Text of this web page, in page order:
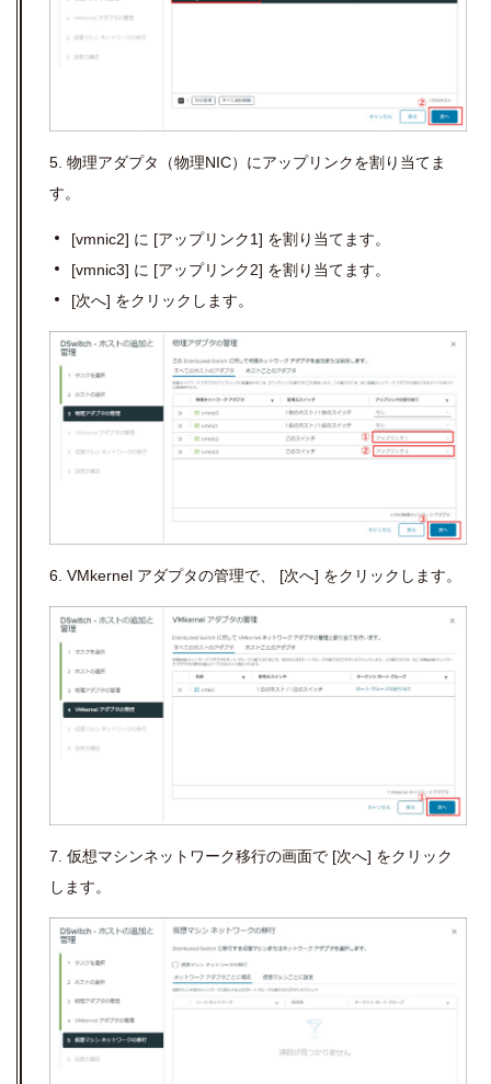
5. 物理アダプタ（物理NIC）にアップリンクを割り当てま
す。
[vmnic2] に [アップリンク1] を割り当てます。
[vmnic3] に [アップリンク2] を割り当てます。
[次へ] をクリックします。
6. VMkernel アダプタの管理で、 [次へ] をクリックします。
7. 仮想マシンネットワーク移行の画面で [次へ] をクリック
します。